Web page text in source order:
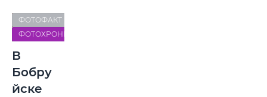
ФОТОФАКТ
ФОТОХРОНИКА
В
Бобру
йске